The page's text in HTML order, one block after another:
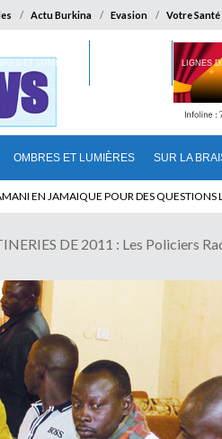
Actu Burkina Evasion Votre Santé
OMBRES ET LUMIÈRES SUR LA
ET LUMIÈRES LIGNES
DE TALON A LA TETE DU SENAT
DE 2011 : Les Policiers